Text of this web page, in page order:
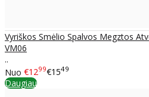
Vyriškos Smėlio Spalvos Megztos
VM06
..
Nuo €1299€1549
Daugiau